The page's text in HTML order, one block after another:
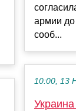
армии до
сооб...
10:00, 13
Украина